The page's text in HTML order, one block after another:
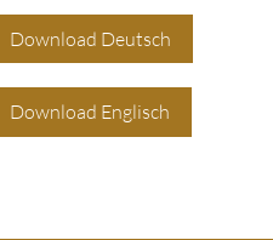
Download Deutsch
Download Englisch